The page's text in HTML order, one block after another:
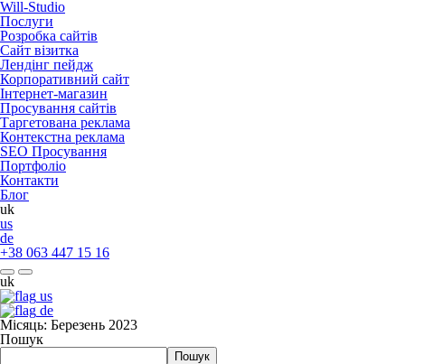
Will-Studio
Послуги
Розробка сайтів
Сайт візитка
Лендінг пейдж
Корпоративний сайт
Інтернет-магазин
Просування сайтів
Таргетована реклама
Контекстна реклама
SEO Просування
Портфоліо
Контакти
Блог
uk
us
de
+38 063 447 15 16
uk
us
de
Місяць: Березень 2023
Пошук
Пошук